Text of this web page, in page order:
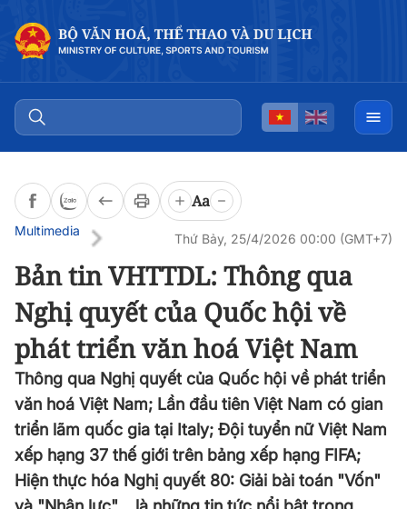
Aa
Multimedia
Thứ Bảy, 25/4/2026 00:00 (GMT+7)
Bản tin VHTTDL: Thông qua
Nghị quyết của Quốc hội về
phát triển văn hoá Việt Nam
Thông qua Nghị quyết của Quốc hội về phát triển
văn hoá Việt Nam; Lần đầu tiên Việt Nam có gian
triển lãm quốc gia tại Italy; Đội tuyển nữ Việt Nam
xếp hạng 37 thế giới trên bảng xếp hạng FIFA;
Hiện thực hóa Nghị quyết 80: Giải bài toán "Vốn"